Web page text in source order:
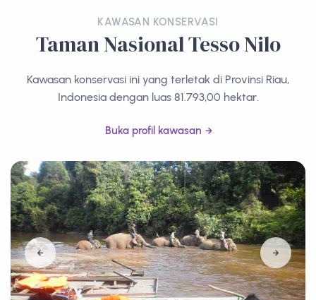
KAWASAN KONSERVASI
Taman Nasional Tesso Nilo
Kawasan konservasi ini yang terletak di Provinsi Riau,
Indonesia dengan luas 81.793,00 hektar.
Buka profil kawasan